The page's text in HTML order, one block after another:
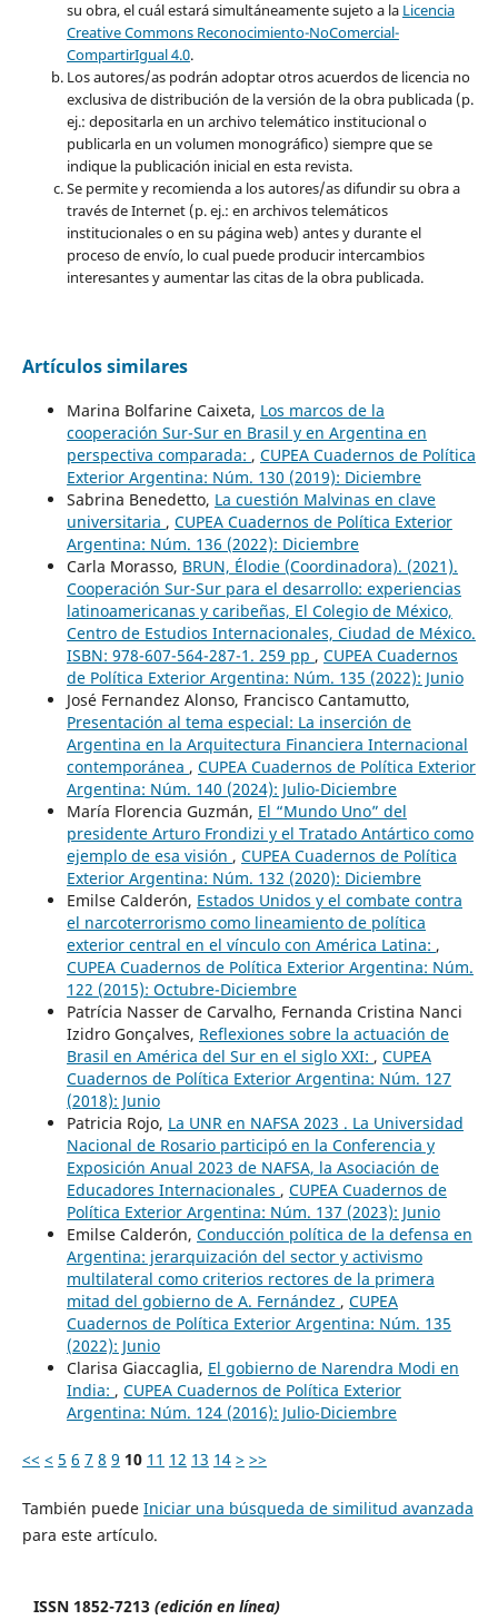
su obra, el cuál estará simultáneamente sujeto a la Licencia
Creative Commons Reconocimiento-NoComercial-
CompartirIgual 4.0.
Los autores/as podrán adoptar otros acuerdos de licencia no
exclusiva de distribución de la versión de la obra publicada (p.
ej.: depositarla en un archivo telemático institucional o
publicarla en un volumen monográfico) siempre que se
indique la publicación inicial en esta revista.
Se permite y recomienda a los autores/as difundir su obra a
través de Internet (p. ej.: en archivos telemáticos
institucionales o en su página web) antes y durante el
proceso de envío, lo cual puede producir intercambios
interesantes y aumentar las citas de la obra publicada.
Artículos similares
Marina Bolfarine Caixeta, Los marcos de la
cooperación Sur-Sur en Brasil y en Argentina en
perspectiva comparada: , CUPEA Cuadernos de Política
Exterior Argentina: Núm. 130 (2019): Diciembre
Sabrina Benedetto, La cuestión Malvinas en clave
universitaria , CUPEA Cuadernos de Política Exterior
Argentina: Núm. 136 (2022): Diciembre
Carla Morasso, BRUN, Élodie (Coordinadora). (2021).
Cooperación Sur-Sur para el desarrollo: experiencias
latinoamericanas y caribeñas, El Colegio de México,
Centro de Estudios Internacionales, Ciudad de México.
ISBN: 978-607-564-287-1. 259 pp , CUPEA Cuadernos
de Política Exterior Argentina: Núm. 135 (2022): Junio
José Fernandez Alonso, Francisco Cantamutto,
Presentación al tema especial: La inserción de
Argentina en la Arquitectura Financiera Internacional
contemporánea , CUPEA Cuadernos de Política Exterior
Argentina: Núm. 140 (2024): Julio-Diciembre
María Florencia Guzmán, El “Mundo Uno” del
presidente Arturo Frondizi y el Tratado Antártico como
ejemplo de esa visión , CUPEA Cuadernos de Política
Exterior Argentina: Núm. 132 (2020): Diciembre
Emilse Calderón, Estados Unidos y el combate contra
el narcoterrorismo como lineamiento de política
exterior central en el vínculo con América Latina: ,
CUPEA Cuadernos de Política Exterior Argentina: Núm.
122 (2015): Octubre-Diciembre
Patrícia Nasser de Carvalho, Fernanda Cristina Nanci
Izidro Gonçalves, Reflexiones sobre la actuación de
Brasil en América del Sur en el siglo XXI: , CUPEA
Cuadernos de Política Exterior Argentina: Núm. 127
(2018): Junio
Patricia Rojo, La UNR en NAFSA 2023 . La Universidad
Nacional de Rosario participó en la Conferencia y
Exposición Anual 2023 de NAFSA, la Asociación de
Educadores Internacionales , CUPEA Cuadernos de
Política Exterior Argentina: Núm. 137 (2023): Junio
Emilse Calderón, Conducción política de la defensa en
Argentina: jerarquización del sector y activismo
multilateral como criterios rectores de la primera
mitad del gobierno de A. Fernández , CUPEA
Cuadernos de Política Exterior Argentina: Núm. 135
(2022): Junio
Clarisa Giaccaglia, El gobierno de Narendra Modi en
India: , CUPEA Cuadernos de Política Exterior
Argentina: Núm. 124 (2016): Julio-Diciembre
<< < 5 6 7 8 9 10 11 12 13 14 > >>
También puede Iniciar una búsqueda de similitud avanzada
para este artículo.
ISSN 1852-7213 (edición en línea)